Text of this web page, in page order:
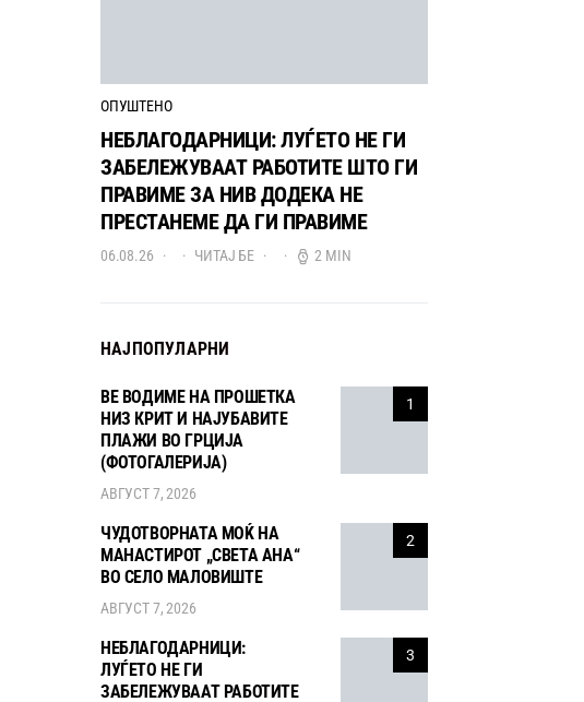
ОПУШТЕНО
НЕБЛАГОДАРНИЦИ: ЛУЃЕТО НЕ ГИ
ЗАБЕЛЕЖУВААТ РАБОТИТЕ ШТО ГИ
ПРАВИМЕ ЗА НИВ ДОДЕКА НЕ
ПРЕСТАНЕМЕ ДА ГИ ПРАВИМЕ
06.08.26 ЧИТАЈ БЕ 2 MIN
НАЈПОПУЛАРНИ
1
ВЕ ВОДИМЕ НА ПРОШЕТКА
НИЗ КРИТ И НАЈУБАВИТЕ
ПЛАЖИ ВО ГРЦИЈА
(ФОТОГАЛЕРИЈА)
АВГУСТ 7, 2026
2
ЧУДОТВОРНАТА МОЌ НА
МАНАСТИРОТ „СВЕТА АНА“
ВО СЕЛО МАЛОВИШТЕ
АВГУСТ 7, 2026
3
НЕБЛАГОДАРНИЦИ:
ЛУЃЕТО НЕ ГИ
ЗАБЕЛЕЖУВААТ РАБОТИТЕ